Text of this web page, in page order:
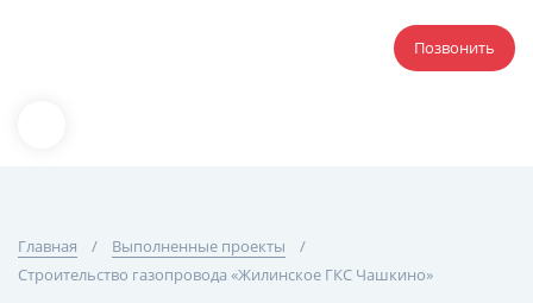
Позвонить
Главная
Выполненные проекты
Строительство газопровода «Жилинское ГКС Чашкино»